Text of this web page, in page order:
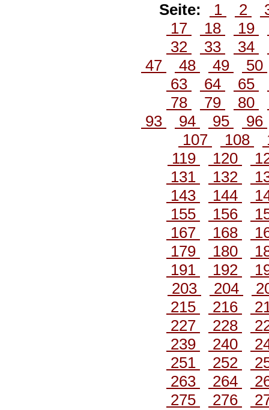
Seite: 1 2
17
18 19
32
33 34
47
48 49
50
63
64 65
78
79 80
93
94 95
96
107
108
119
120
131
132
143
144
155
156
167
168
179
180
191
192
203
204
215
216
227
228
239
240
251
252
263
264
275
276